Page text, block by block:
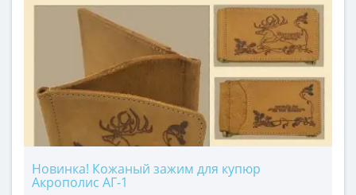
рыбу в любую погоду.Представляем другие
оригинальные разработки Acropolis - сумки для
хранения рулонов одноразовых бумажных
полотенец. Ку..
Новинка! Кожаный зажим для купюр
Акрополис АГ-1